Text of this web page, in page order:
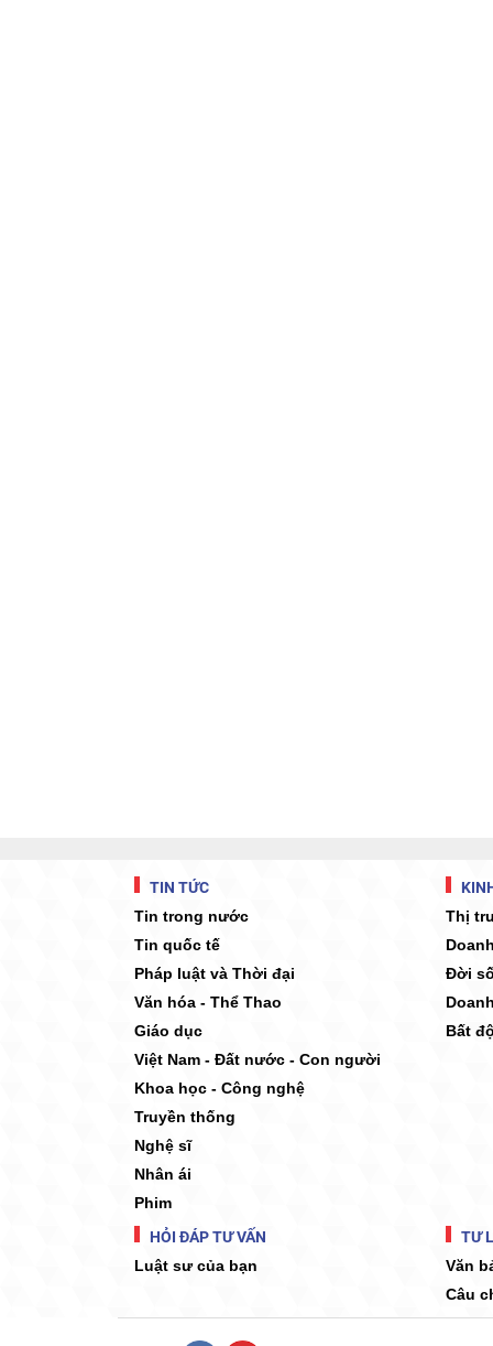
TIN TỨC
Tin trong nước
Tin quốc tế
Pháp luật và Thời đại
Văn hóa - Thể Thao
Giáo dục
Việt Nam - Đất nước - Con người
Khoa học - Công nghệ
Truyền thống
Nghệ sĩ
Nhân ái
Phim
Thị
Đời
Bất
HỎI ĐÁP TƯ VẤN
Luật sư của bạn
TƯ
Văn
Câu